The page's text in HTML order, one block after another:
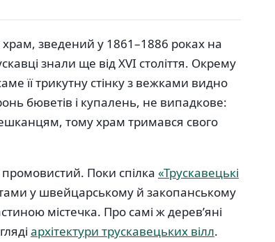
зведений у 1861–1886 роках на
знали ще від XVI століття. Окрему
її трикутну стінку з вежками видно
бюветів і купалень, не випадкове:
тому храм тримався свого
промовистий. Поки спілка «Трускавецькі
у швейцарському й закопанському
містечка. Про самі ж дерев’яні
архітектури трускавецьких вілл.